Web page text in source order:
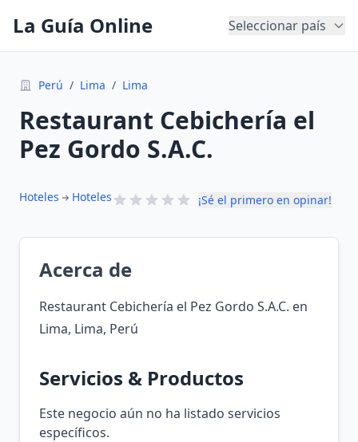
La Guía Online Seleccionar país
Perú / Lima / Lima
Restaurant Cebichería el
Pez Gordo S.A.C.
Hoteles Hoteles ¡Sé el primero en opinar!
Acerca de
Restaurant Cebichería el Pez Gordo S.A.C. en
Lima, Lima, Perú
Servicios & Productos
Este negocio aún no ha listado servicios
específicos.